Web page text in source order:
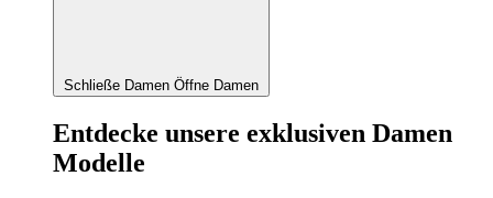
Schließe Damen Öffne Damen
Entdecke unsere exklusiven Damen
Modelle